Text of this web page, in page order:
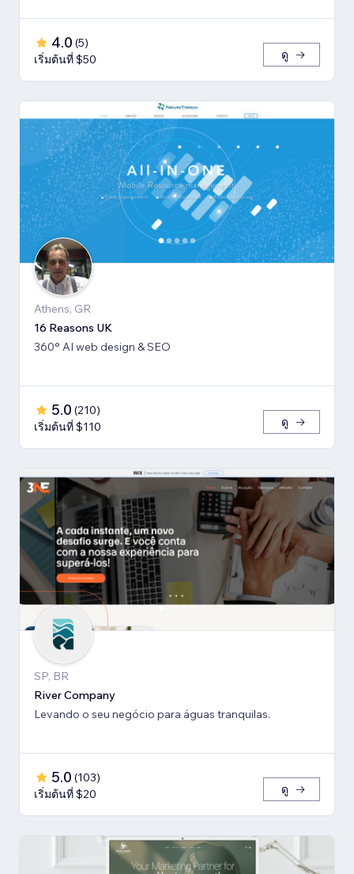
4.0 (5)
เริ่มต้นที่ $50
ดู
Athens, GR
16 Reasons UK
360° AI web design & SEO
5.0 (210)
เริ่มต้นที่ $110
ดู
SP, BR
River Company
Levando o seu negócio para águas tranquilas.
5.0 (103)
เริ่มต้นที่ $20
ดู